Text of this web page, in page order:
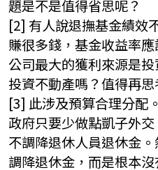
題是不是值得省思呢？
[2] 有人說退撫基金績效
賺很多錢，基金收益率
公司最大的獲利來源是
投資不動產嗎？值得再思
[3] 此涉及預算合理分配
政府只要少做點凱子外
不調降退休人員退休金
調降退休金，而是根本